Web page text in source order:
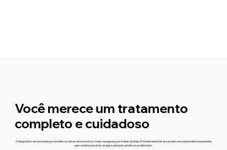
Você merece um tratamento
completo e cuidadoso
O diagnóstico de uma doença mamária ou câncer de mama traz medo, insegurança e muitas dúvidas. É fundamental ter ao seu lado uma especialista experiente,
que combine precisão cirúrgica, atenção estética e acolhimento.